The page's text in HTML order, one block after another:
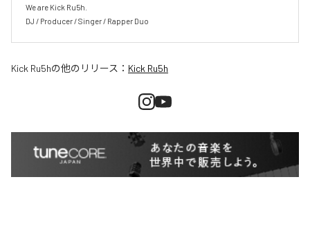
We are Kick Ru5h.
DJ / Producer / Singer / Rapper Duo
Kick Ru5hの他のリリース： Kick Ru5h